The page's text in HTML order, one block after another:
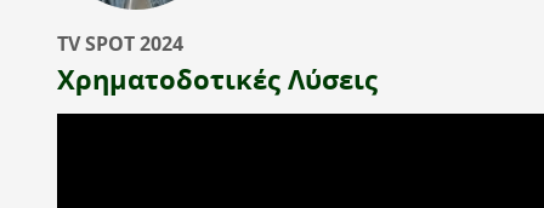
TV SPOT 2024
Χρηματοδοτικές Λύσεις